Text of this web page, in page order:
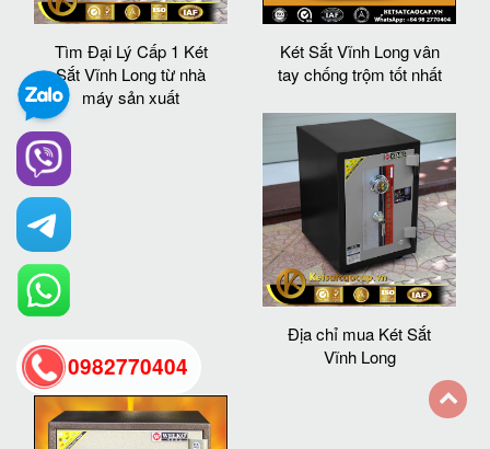
Tìm Đại Lý Cấp 1 Két
Sắt Vĩnh Long từ nhà
máy sản xuất
Két Sắt Vĩnh Long vân
tay chống trộm tốt nhất
Địa chỉ mua Két Sắt
Vĩnh Long
0982770404